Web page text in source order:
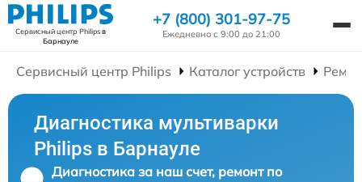
Сервисный центр Philipsв
Барнауле
+7 (800) 301-97-75
Ежедневно с 9:00 до 21:00
Сервисный центр Philips Каталог устройств
Диагностика мультиварки
Philips в Барнауле
Диагностика за наш счет, ремонт по